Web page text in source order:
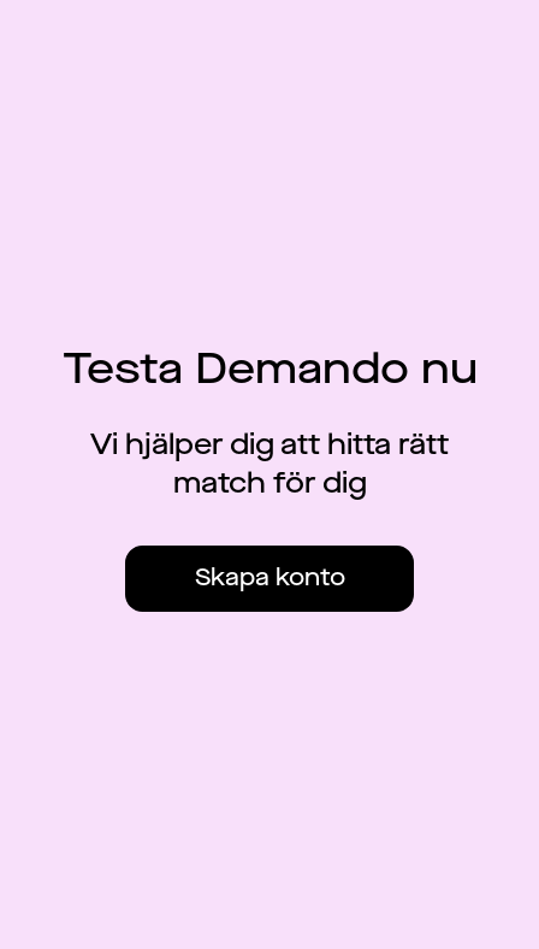
Testa Demando nu
Vi hjälper dig att hitta rätt
match för dig
Skapa konto